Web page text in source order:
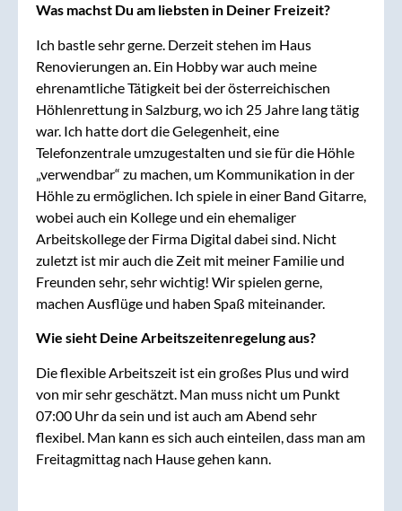
Was machst Du am liebsten in Deiner Freizeit?
Ich bastle sehr gerne. Derzeit stehen im Haus
Renovierungen an. Ein Hobby war auch meine
ehrenamtliche Tätigkeit bei der österreichischen
Höhlenrettung in Salzburg, wo ich 25 Jahre lang tätig
war. Ich hatte dort die Gelegenheit, eine
Telefonzentrale umzugestalten und sie für die Höhle
„verwendbar“ zu machen, um Kommunikation in der
Höhle zu ermöglichen. Ich spiele in einer Band Gitarre,
wobei auch ein Kollege und ein ehemaliger
Arbeitskollege der Firma Digital dabei sind. Nicht
zuletzt ist mir auch die Zeit mit meiner Familie und
Freunden sehr, sehr wichtig! Wir spielen gerne,
machen Ausflüge und haben Spaß miteinander.
Wie sieht Deine Arbeitszeitenregelung aus?
Die flexible Arbeitszeit ist ein großes Plus und wird
von mir sehr geschätzt. Man muss nicht um Punkt
07:00 Uhr da sein und ist auch am Abend sehr
flexibel. Man kann es sich auch einteilen, dass man am
Freitagmittag nach Hause gehen kann.